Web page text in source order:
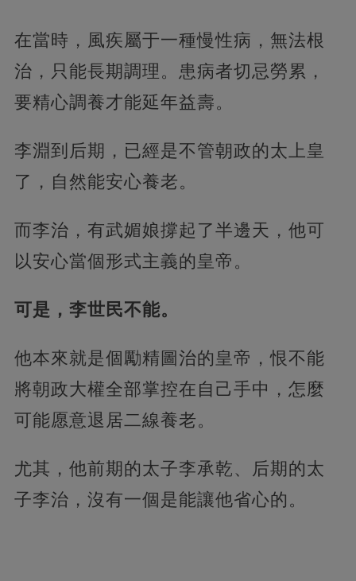
在當時，風疾屬于一種慢性病，無法根
治，只能長期調理。患病者切忌勞累，
要精心調養才能延年益壽。
李淵到后期，已經是不管朝政的太上皇
了，自然能安心養老。
而李治，有武媚娘撐起了半邊天，他可
以安心當個形式主義的皇帝。
可是，李世民不能。
他本來就是個勵精圖治的皇帝，恨不能
將朝政大權全部掌控在自己手中，怎麼
可能愿意退居二線養老。
尤其，他前期的太子李承乾、后期的太
子李治，沒有一個是能讓他省心的。